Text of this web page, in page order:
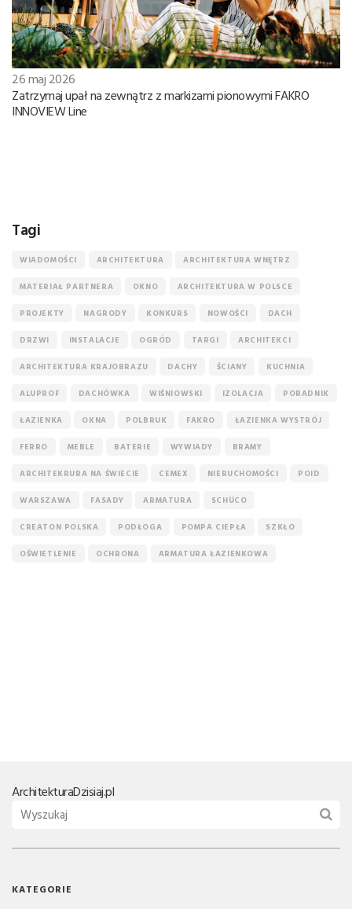
26 maj 2026
Zatrzymaj upał na zewnątrz z markizami pionowymi FAKRO
INNOVIEW Line
Tagi
WIADOMOŚCI ARCHITEKTURA ARCHITEKTURA WNĘTRZ
MATERIAŁ PARTNERA OKNO ARCHITEKTURA W POLSCE
PROJEKTY NAGRODY KONKURS NOWOŚCI DACH
DRZWI INSTALACJE OGRÓD TARGI ARCHITEKCI
ARCHITEKTURA KRAJOBRAZU DACHY ŚCIANY KUCHNIA
ALUPROF DACHÓWKA WIŚNIOWSKI IZOLACJA PORADNIK
ŁAZIENKA OKNA POLBRUK FAKRO ŁAZIENKA WYSTRÓJ
FERRO MEBLE BATERIE WYWIADY BRAMY
ARCHITEKRURA NA ŚWIECIE CEMEX NIERUCHOMOŚCI POID
WARSZAWA FASADY ARMATURA SCHÜCO
CREATON POLSKA PODŁOGA POMPA CIEPŁA SZKŁO
OŚWIETLENIE OCHRONA ARMATURA ŁAZIENKOWA
ArchitekturaDzisiaj.pl
KATEGORIE